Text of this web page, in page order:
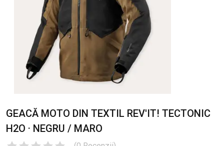
GEACĂ MOTO DIN TEXTIL REV'IT! TECTONIC
H2O · NEGRU / MARO